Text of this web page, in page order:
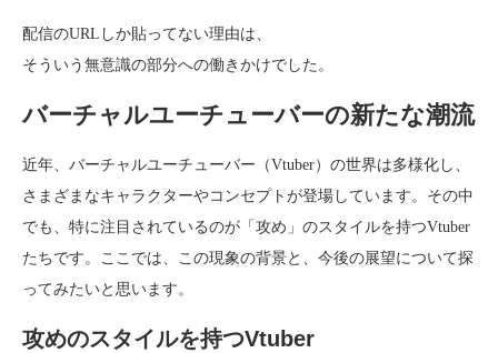
配信のURLしか貼ってない理由は、
そういう無意識の部分への働きかけでした。
バーチャルユーチューバーの新たな潮流
近年、バーチャルユーチューバー（Vtuber）の世界は多様化し、
さまざまなキャラクターやコンセプトが登場しています。その中
でも、特に注目されているのが「攻め」のスタイルを持つVtuber
たちです。ここでは、この現象の背景と、今後の展望について探
ってみたいと思います。
攻めのスタイルを持つVtuber